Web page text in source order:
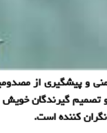
و پیشگیری از
تصمیم گیرندگان
كننده است.